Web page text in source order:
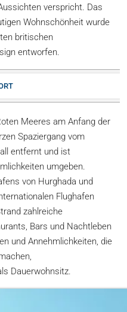
verspricht. Das
Wohnschönheit wurde
britischen
entworfen.
Meeres am Anfang der
Spaziergang vom
entfernt und ist
umgeben.
von Hurghada und
Flughafen
zahlreiche
Bars und Nachtleben
und Annehmlichkeiten, die
Dauerwohnsitz.